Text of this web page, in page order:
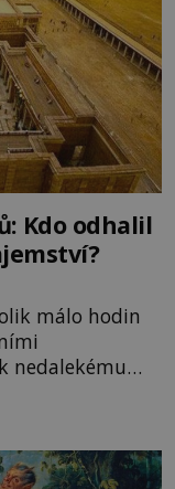
Kdo odhalil
málo hodin
nedalekému
ranec s
namířeno,